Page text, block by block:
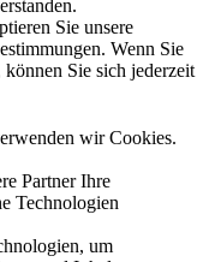
Sie unsere
Wenn Sie
Sie sich jederzeit
wir Cookies.
Partner Ihre
Technologien
um